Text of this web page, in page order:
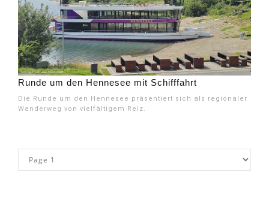
Runde um den Hennesee mit Schifffahrt
Die Runde um den Hennesee präsentiert sich als regionaler
Wanderweg von vielfältigem Reiz.